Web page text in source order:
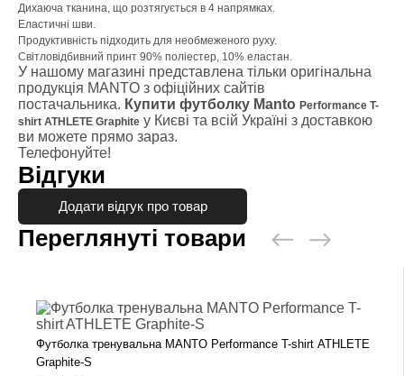
Дихаюча тканина, що розтягується в 4 напрямках.
Еластичні шви.
Продуктивність підходить для необмеженого руху.
Світловідбивний принт 90% поліестер, 10% еластан.
У нашому магазині представлена тільки оригінальна
продукція MANTO з офіційних сайтів
постачальника. Купити футболку Manto Performance T-
shirt ATHLETE Graphite у Києві та всій Україні з доставкою
ви можете прямо зараз.
Телефонуйте!
Відгуки
Додати відгук про товар
Переглянуті товари
Футболка тренувальна MANTO Performance T-shirt ATHLETE
Graphite-S